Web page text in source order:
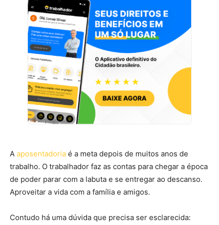
A aposentadoria é a meta depois de muitos anos de
trabalho. O trabalhador faz as contas para chegar a época
de poder parar com a labuta e se entregar ao descanso.
Aproveitar a vida com a família e amigos.
Contudo há uma dúvida que precisa ser esclarecida: